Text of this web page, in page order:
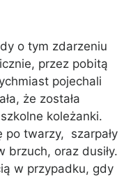
o tym zdarzeniu
przez pobitą
pojechali
że została
koleżanki.
po twarzy, szarpały
brzuch, oraz dusiły.
w przypadku, gdy